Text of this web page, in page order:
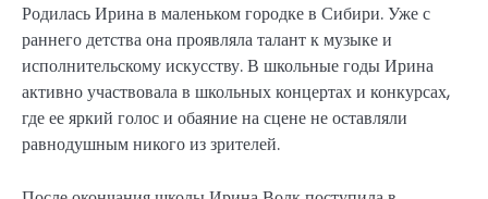
Родилась Ирина в маленьком городке в Сибири. Уже с
раннего детства она проявляла талант к музыке и
исполнительскому искусству. В школьные годы Ирина
активно участвовала в школьных концертах и конкурсах,
где ее яркий голос и обаяние на сцене не оставляли
равнодушным никого из зрителей.